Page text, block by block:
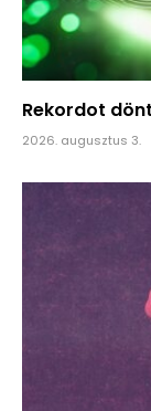
Rekordot
2026. augusztus 3.